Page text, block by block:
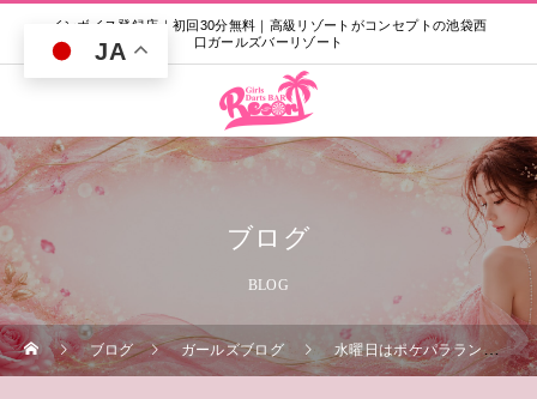
インボイス登録店｜初回30分無料｜高級リゾートがコンセプトの池袋西
口ガールズバーリゾート
ブログ
BLOG
ブログ ガールズブログ 水曜日はポケパラランキング当てるDAY
JA